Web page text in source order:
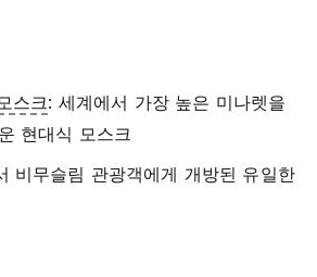
스크: 세계에서 가장 높은 미나렛을
현대식 모스크
비무슬림 관광객에게 개방된 유일한